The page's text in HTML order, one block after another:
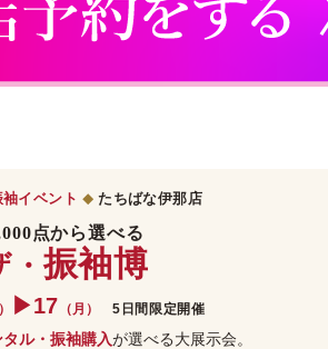
イベント ◆ たちばな伊那店
点から選べる
・振袖博
▶17 （月） 5日間限定開催
ル・振袖購入が選べる大展示会。